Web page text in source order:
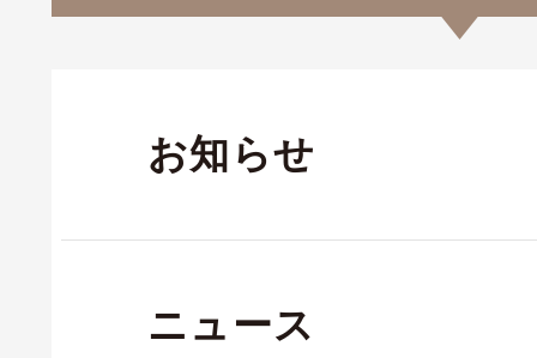
お知らせ
ニュース